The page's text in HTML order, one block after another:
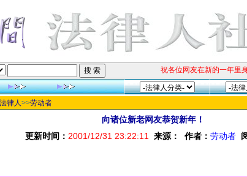
祝各位网友在新的一年
律人>>劳动者
向诸位新老网友恭贺新年！
更新时间： 2001/12/31 23:22:11 来源： 作者： 劳动者